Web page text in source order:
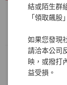
結或陌生群
「領取飆股
如果您發現
請洽本公司
映，或撥打
益受損。